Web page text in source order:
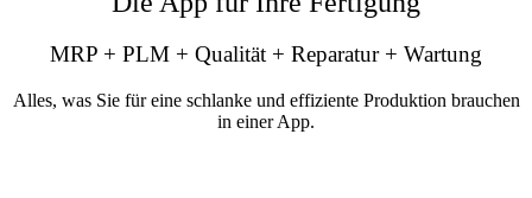
MRP + PLM + Qualität + Reparatur + Wartung
Alles, was Sie für eine schlanke und effiziente Produktion brauchen
in einer App.